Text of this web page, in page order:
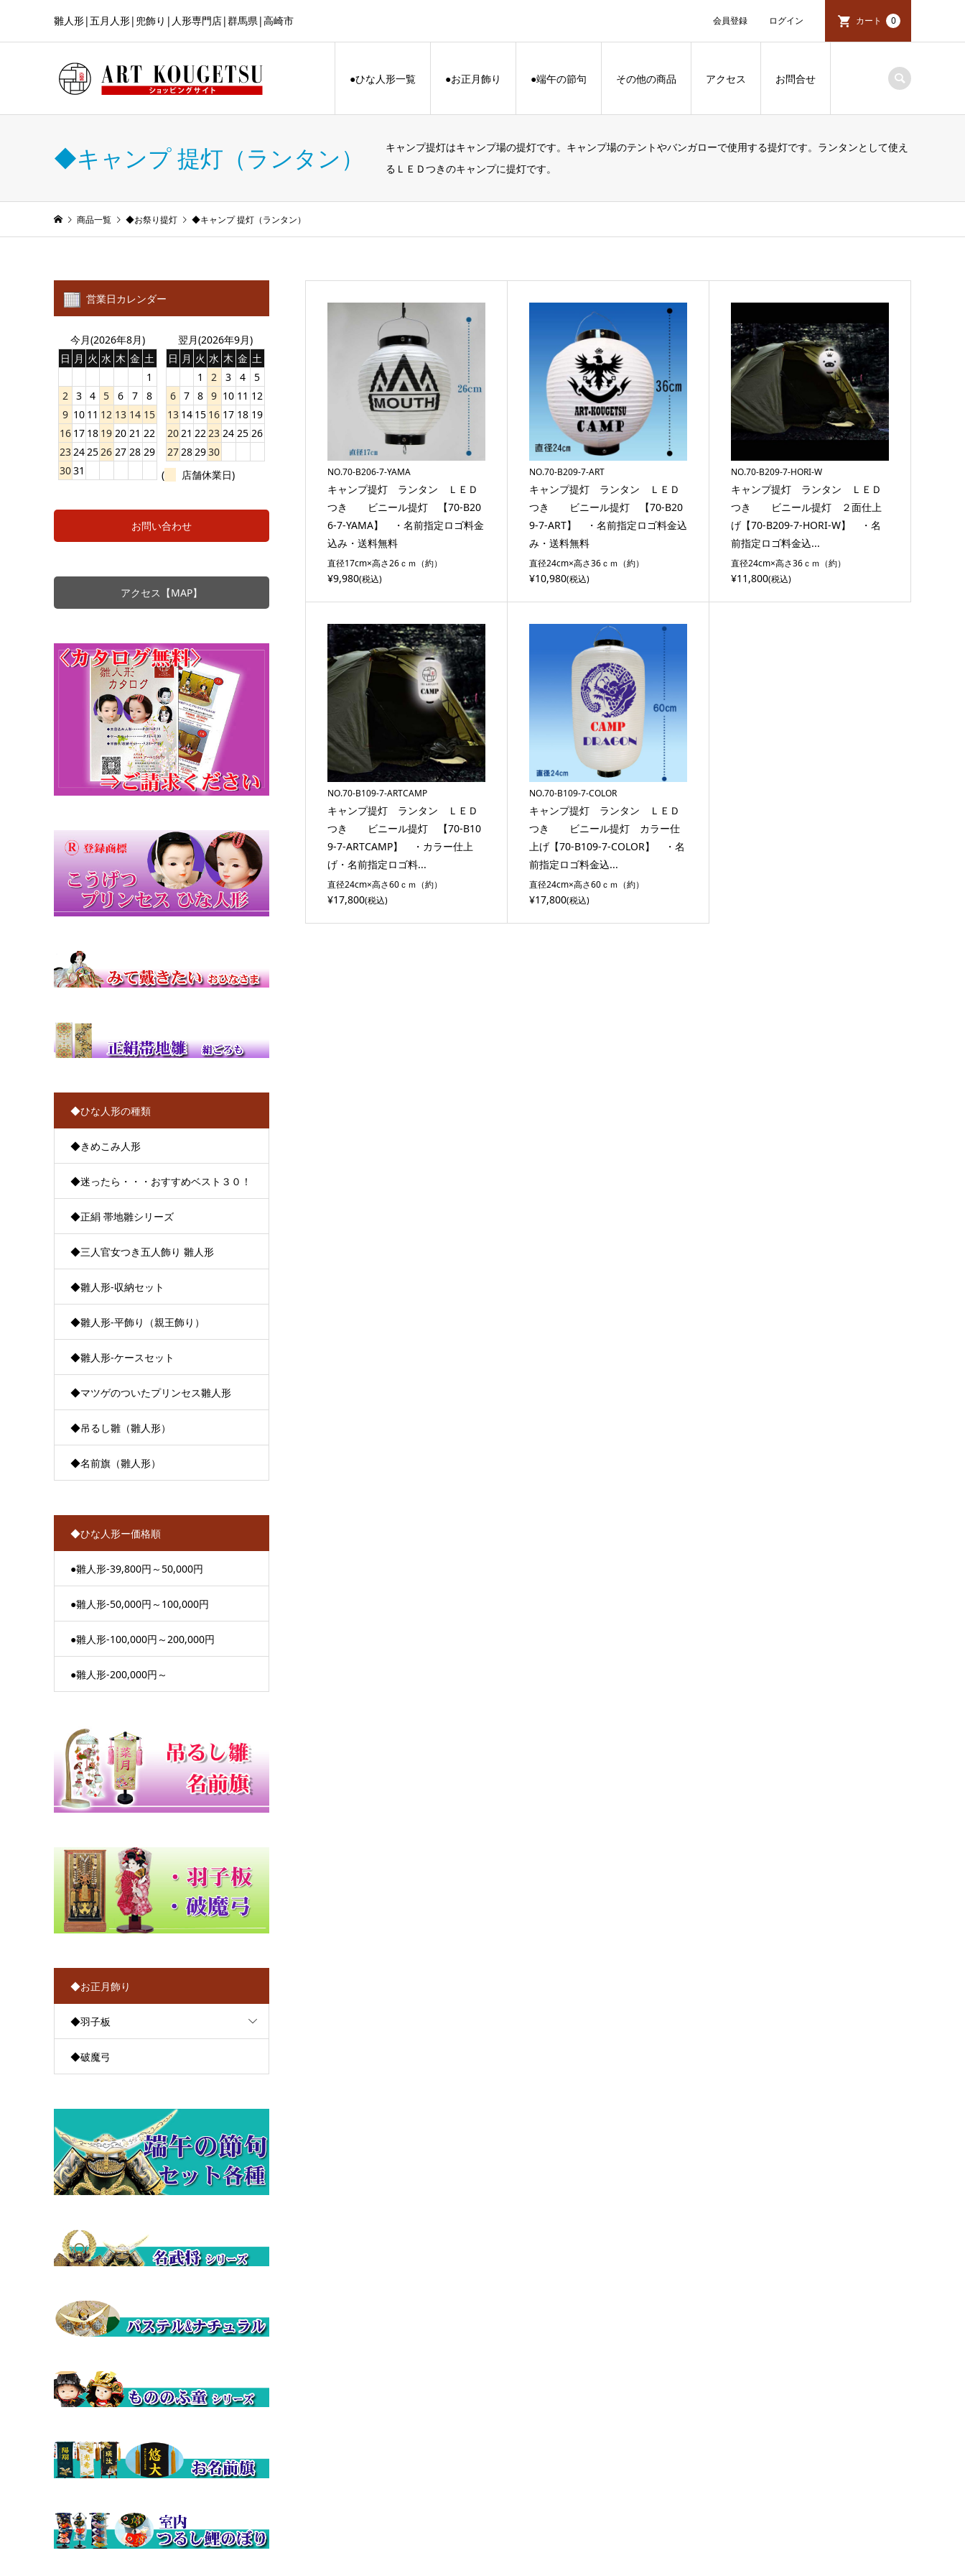
雛人形|五月人形|兜飾り|人形専門店|群馬県|高崎市 会員登録 ログイン カート 0
●ひな人形一覧 ●お正月飾り ●端午の節句 その他の商品 アクセス お問合せ
◆キャンプ 提灯（ランタン）
キャンプ提灯はキャンプ場の提灯です。キャンプ場のテントやバンガローで使用する提灯です。ランタンとして使え
るＬＥＤつきのキャンプに提灯です。
商品一覧 ◆お祭り提灯 ◆キャンプ 提灯（ランタン）
NO.70-B206-7-YAMA
キャンプ提灯 ランタン ＬＥＤ
つき ビニール提灯 【70-B20
6-7-YAMA】 ・名前指定ロゴ料金
込み・送料無料
直径17cm×高さ26ｃｍ（約）
¥9,980(税込)
NO.70-B209-7-ART
キャンプ提灯 ランタン ＬＥＤ
つき ビニール提灯 【70-B20
9-7-ART】 ・名前指定ロゴ料金込
み・送料無料
直径24cm×高さ36ｃｍ（約）
¥10,980(税込)
NO.70-B209-7-HORI-W
キャンプ提灯 ランタン ＬＥＤ
つき ビニール提灯 ２面仕上
げ【70-B209-7-HORI-W】 ・名
前指定ロゴ料金込...
直径24cm×高さ36ｃｍ（約）
¥11,800(税込)
NO.70-B109-7-ARTCAMP
キャンプ提灯 ランタン ＬＥＤ
つき ビニール提灯 【70-B10
9-7-ARTCAMP】 ・カラー仕上
げ・名前指定ロゴ料...
直径24cm×高さ60ｃｍ（約）
¥17,800(税込)
NO.70-B109-7-COLOR
キャンプ提灯 ランタン ＬＥＤ
つき ビニール提灯 カラー仕
上げ【70-B109-7-COLOR】 ・名
前指定ロゴ料金込...
直径24cm×高さ60ｃｍ（約）
¥17,800(税込)
営業日カレンダー
今月(2026年8月)
日 月 火 水 木 金 土
1
2 3 4 5 6 7
8
9 10 11 12 13 14 15
16 17 18 19 20 21 22
23242526 27 28 29
3031
翌月(2026年9月)
日 月 火 水 木 金 土
1
2 3 4
5
6 7 8 9 10 11 12
13 14 15 16 17 18 19
2021 2223 24 25 26
27282930
(
店舗休業日)
お問い合わせ
アクセス【MAP】
◆ひな人形の種類
◆きめこみ人形
◆迷ったら・・・おすすめベスト３０！
◆正絹 帯地雛シリーズ
◆三人官女つき五人飾り 雛人形
◆雛人形-収納セット
◆雛人形-平飾り（親王飾り）
◆雛人形-ケースセット
◆マツゲのついたプリンセス雛人形
◆吊るし雛（雛人形）
◆名前旗（雛人形）
◆ひな人形ー価格順
●雛人形-39,800円～50,000円
●雛人形-50,000円～100,000円
●雛人形-100,000円～200,000円
●雛人形-200,000円～
◆お正月飾り
◆羽子板
◆破魔弓